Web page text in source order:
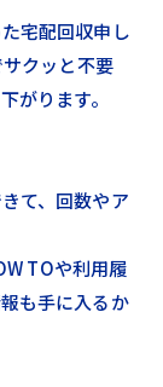
宅配回収申し
クッと不要
がります。
て、回数やア
TOや利用履
も手に入るか